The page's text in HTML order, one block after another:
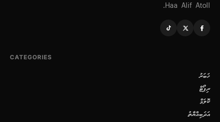
Haa Alif Atoll.
CATEGORIES
ޚަބަރު
ރިޕޯޓް
ކޮލަމް
އަދަބިއްޔާތު